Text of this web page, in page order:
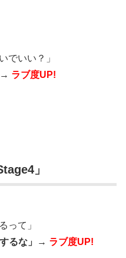
でいい？」
→ ラブ度UP!
」
って」
るな」→ ラブ度UP!